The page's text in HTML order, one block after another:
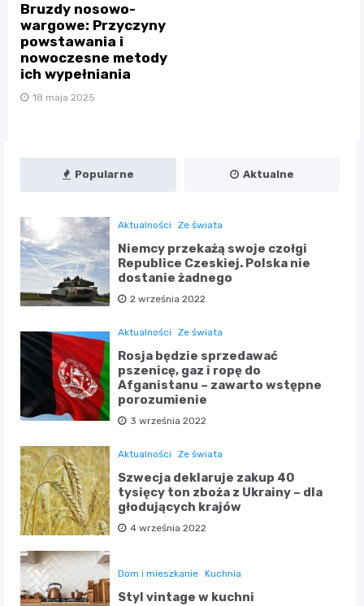
Bruzdy nosowo-
wargowe: Przyczyny
powstawania i
nowoczesne metody
ich wypełniania
18 maja 2025
Popularne Aktualne
Aktualności Ze świata
Niemcy przekażą swoje czołgi
Republice Czeskiej. Polska nie
dostanie żadnego
2 września 2022
Aktualności Ze świata
Rosja będzie sprzedawać
pszenicę, gaz i ropę do
Afganistanu – zawarto wstępne
porozumienie
3 września 2022
Aktualności Ze świata
Szwecja deklaruje zakup 40
tysięcy ton zboża z Ukrainy – dla
głodujących krajów
4 września 2022
Dom i mieszkanie Kuchnia
Styl vintage w kuchni